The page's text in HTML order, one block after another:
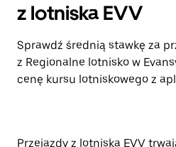
z lotniska EVV
Sprawdź średnią stawkę za
z Regionalne lotnisko w
cenę kursu lotniskowego z
Przejazdy z lotniska EVV